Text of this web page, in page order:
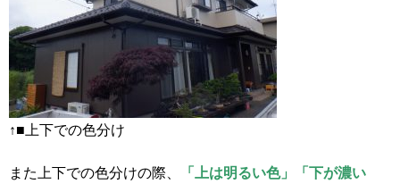
↑■上下での色分け
また上下での色分けの際、
「上は明るい色」「下が濃い